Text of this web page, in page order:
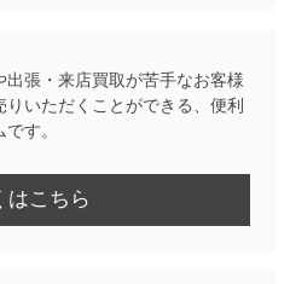
出張・来店買取が苦手なお客様
りいただくことができる、便利
す。
はこちら